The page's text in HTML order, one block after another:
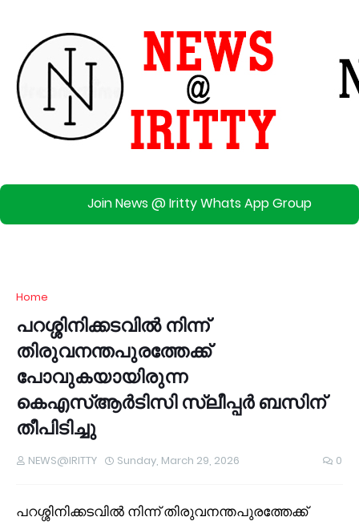
Join News @ Iritty Whats App Group
Home
പറശ്ശിനിക്കടവിൽ നിന്ന്
തിരുവനന്തപുരത്തേക്ക്
പോവുകയായിരുന്ന
കെഎസ്ആര്‍ടിസി സ്ലീപ്പര്‍ ബസിന്
തീപിടിച്ചു
NEWS@IRITTY Sunday, March 29, 2026 0
പറശ്ശിനിക്കടവിൽ നിന്ന് തിരുവനന്തപുരത്തേക്ക്